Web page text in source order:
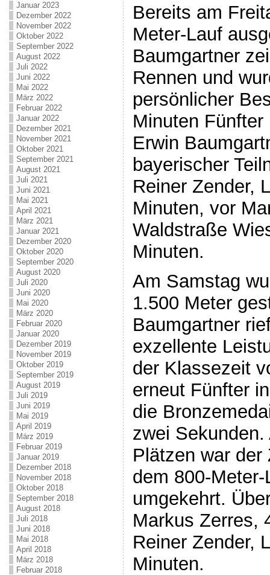
Januar 2023
Dezember 2022
November 2022
Oktober 2022
September 2022
August 2022
Juli 2022
Juni 2022
Mai 2022
März 2022
Februar 2022
Januar 2022
Dezember 2021
November 2021
Oktober 2021
September 2021
August 2021
Juli 2021
Juni 2021
Mai 2021
April 2021
März 2021
Januar 2021
Dezember 2020
Oktober 2020
September 2020
August 2020
Juli 2020
Juni 2020
Mai 2020
März 2020
Februar 2020
Januar 2020
Dezember 2019
November 2019
Oktober 2019
September 2019
August 2019
Juli 2019
Juni 2019
Mai 2019
April 2019
März 2019
Februar 2019
Januar 2019
Dezember 2018
November 2018
Oktober 2018
September 2018
August 2018
Juli 2018
Juni 2018
Mai 2018
April 2018
März 2018
Februar 2018
Bereits am
Meter-Lauf
Baumgartner
Rennen und
persönlicher
Minuten
Erwin
bayerischer
Reiner Zender,
Minuten, vor
Waldstraße
Minuten.
Am Samstag
1.500 Meter
Baumgartner
exzellente
der Klassezeit
erneut Fünfter
die
zwei
Plätzen war der
dem 800-
umgekehrt.
Markus Zerres,
Reiner Zender,
Minuten.